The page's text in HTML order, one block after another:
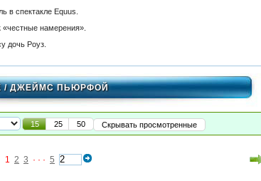
в спектакле Equus.
«честные намерения».
дочь Роуз.
/ ДЖЕЙМС ПЬЮРФОЙ
15 25 50 Скрывать просмотренные
1 2 3 · · · 5